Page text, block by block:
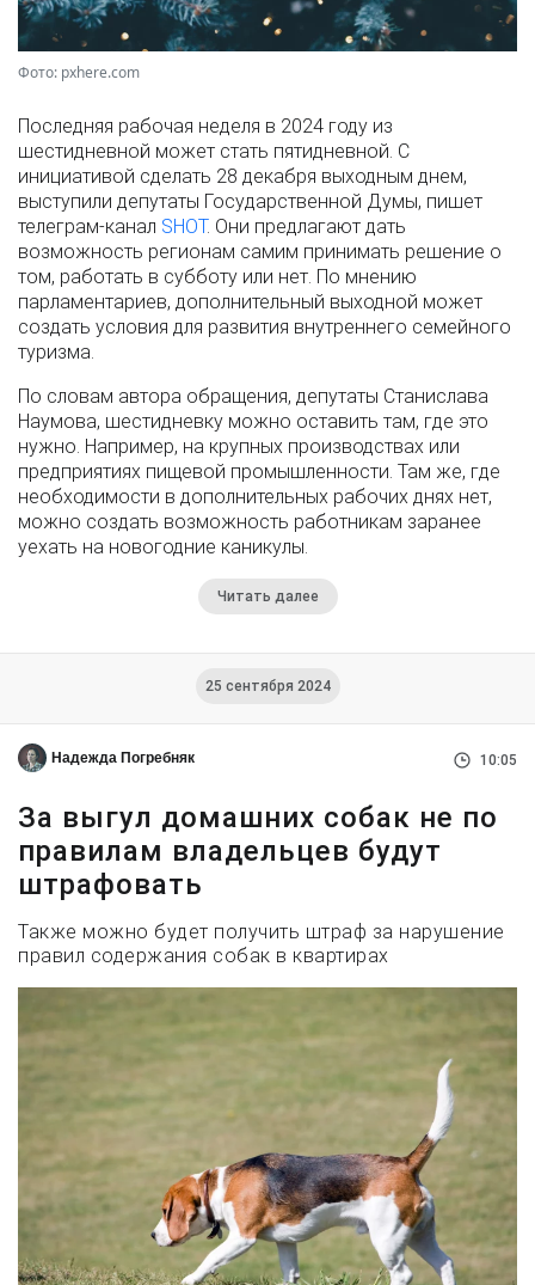
Фото: pxhere.com
Последняя рабочая неделя в 2024 году из
шестидневной может стать пятидневной. С
инициативой сделать 28 декабря выходным днем,
выступили депутаты Государственной Думы, пишет
телеграм-канал SHOT. Они предлагают дать
возможность регионам самим принимать решение о
том, работать в субботу или нет. По мнению
парламентариев, дополнительный выходной может
создать условия для развития внутреннего семейного
туризма.
По словам автора обращения, депутаты Станислава
Наумова, шестидневку можно оставить там, где это
нужно. Например, на крупных производствах или
предприятиях пищевой промышленности. Там же, где
необходимости в дополнительных рабочих днях нет,
можно создать возможность работникам заранее
уехать на новогодние каникулы.
Читать далее
25 сентября 2024
Надежда Погребняк 10:05
За выгул домашних собак не по
правилам владельцев будут
штрафовать
Также можно будет получить штраф за нарушение
правил содержания собак в квартирах